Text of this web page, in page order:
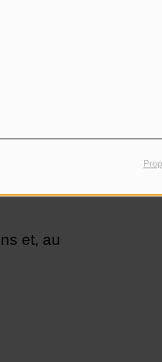
Un jour, au
que
passent pas
et, au